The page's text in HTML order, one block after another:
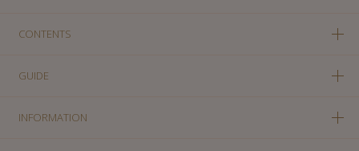
CONTENTS
GUIDE
INFORMATION